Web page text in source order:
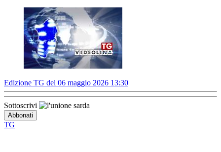
Edizione TG del 06 maggio 2026 13:30
Sottoscrivi
TG